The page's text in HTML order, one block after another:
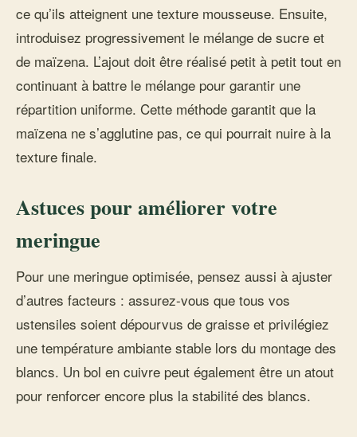
ce qu’ils atteignent une texture mousseuse. Ensuite,
introduisez progressivement le mélange de sucre et
de maïzena. L’ajout doit être réalisé petit à petit tout en
continuant à battre le mélange pour garantir une
répartition uniforme. Cette méthode garantit que la
maïzena ne s’agglutine pas, ce qui pourrait nuire à la
texture finale.
Astuces pour améliorer votre
meringue
Pour une meringue optimisée, pensez aussi à ajuster
d’autres facteurs : assurez-vous que tous vos
ustensiles soient dépourvus de graisse et privilégiez
une température ambiante stable lors du montage des
blancs. Un bol en cuivre peut également être un atout
pour renforcer encore plus la stabilité des blancs.